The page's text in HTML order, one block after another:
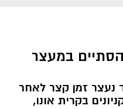
במעצר
נעצר זמן קצר לאחר
בקרית אונו,